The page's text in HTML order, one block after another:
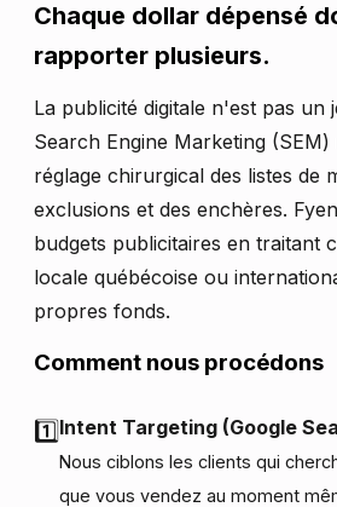
Chaque dollar dépensé
rapporter plusieurs.
La publicité digitale n'est pas un
Search Engine Marketing (SEM)
réglage chirurgical des listes de
exclusions et des enchères.
budgets publicitaires en traitant
locale québécoise ou
propres fonds.
Comment nous procédons
1️⃣Intent Targeting (Google
Nous ciblons les clients qui
que vous vendez au moment